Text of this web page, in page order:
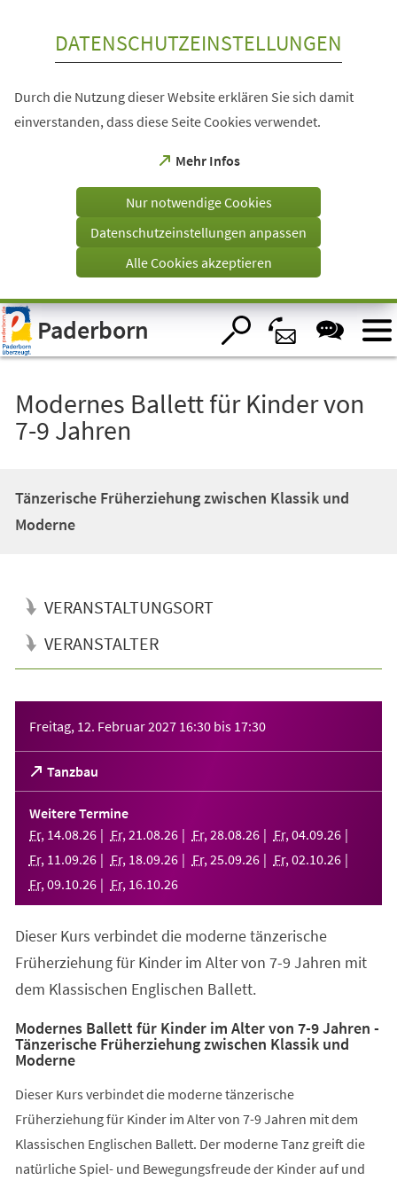
Visuelle
Assistenzsoftware
öffnen.
DATENSCHUTZEINSTELLUNGEN
Durch die Nutzung dieser Website erklären Sie sich damit
einverstanden, dass diese Seite Cookies verwendet.
Mehr Infos
(Öffnet
einem
Tab)
Nur notwendige Cookies
Datenschutzeinstellungen anpassen
Alle Cookies akzeptieren
Paderborn
Modernes Ballett für Kinder von
7-9 Jahren
Tänzerische Früherziehung zwischen Klassik und
Moderne
VERANSTALTUNGSORT
VERANSTALTER
Freitag, 12. Februar 2027 16:30 bis 17:30
Tanzbau
(Öffnet
in
einem
neuen
Tab)
Weitere Termine
Fr, 14.08.26 Fr, 21 .08.26 Fr, 28.08.26 Fr, 04.09.26
Fr, 11 .09.26 Fr, 18.09.26 Fr, 25.09.26 Fr, 02.10.26
Fr, 09.10.26 Fr, 16.10.26
Dieser Kurs verbindet die moderne tänzerische
Früherziehung für Kinder im Alter von 7-9 Jahren mit
dem Klassischen Englischen Ballett.
Modernes Ballett für Kinder im Alter von 7-9 Jahren -
Tänzerische Früherziehung zwischen Klassik und
Moderne
Dieser Kurs verbindet die moderne tänzerische
Früherziehung für Kinder im Alter von 7-9 Jahren mit dem
Klassischen Englischen Ballett. Der moderne Tanz greift die
natürliche Spiel- und Bewegungsfreude der Kinder auf und